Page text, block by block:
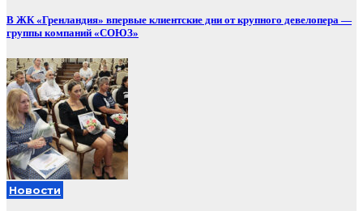
В ЖК «Гренландия» впервые клиентские дни от крупного девелопера —
группы компаний «СОЮЗ»
Новости